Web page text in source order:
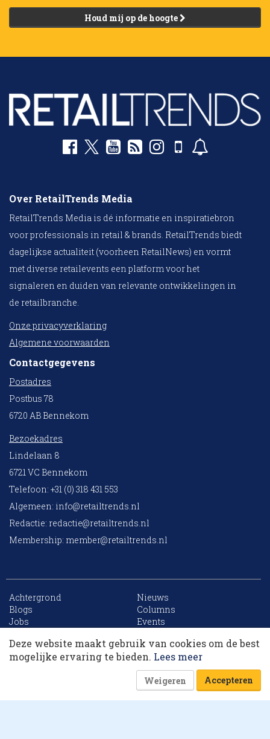
Houd mij op de hoogte
Over RetailTrends Media
RetailTrends Media is dé informatie en inspiratiebron
voor professionals in retail & brands. RetailTrends biedt
dagelijkse actualiteit (voorheen RetailNews) en vormt
met diverse retailevents een platform voor het
signaleren en duiden van relevante ontwikkelingen in
de retailbranche.
Onze privacyverklaring
Algemene voorwaarden
Contactgegevens
Postadres
Postbus 78
6720 AB Bennekom
Bezoekadres
Lindelaan 8
6721 VC Bennekom
Telefoon: +31 (0) 318 431 553
Algemeen: info@retailtrends.nl
Redactie: redactie@retailtrends.nl
Membership: member@retailtrends.nl
Achtergrond
Nieuws
Blogs
Columns
Jobs
Events
Archief
Sitemap
Website is powered by
Deze website maakt gebruik van cookies om de best
mogelijke ervaring te bieden. Lees meer
Weigeren Accepteren
10 collega’s
Korting op events